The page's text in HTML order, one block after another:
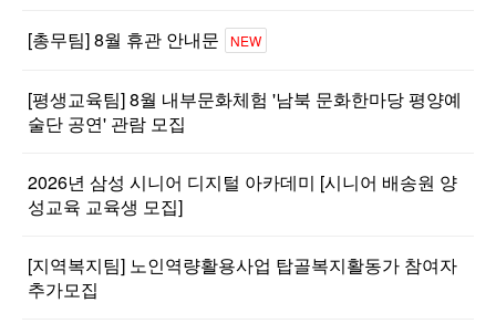
[총무팀] 8월 휴관 안내문 NEW
[평생교육팀] 8월 내부문화체험 '남북 문화한마당 평양예
술단 공연' 관람 모집
2026년 삼성 시니어 디지털 아카데미 [시니어 배송원 양
성교육 교육생 모집]
[지역복지팀] 노인역량활용사업 탑골복지활동가 참여자
추가모집